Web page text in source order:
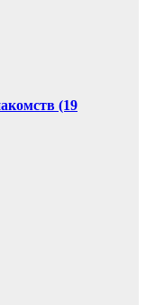
(19